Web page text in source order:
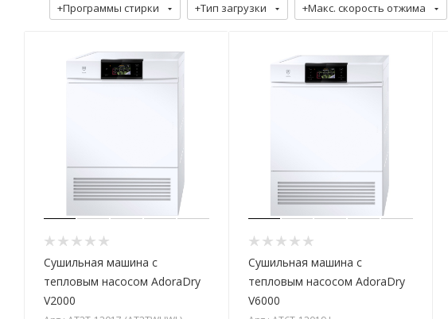
+Программы стирки +Тип загрузки +Макс. скорость отжима
Сушильная машина с
тепловым насосом AdoraDry
V2000
Сушильная машина с
тепловым насосом AdoraDry
V6000